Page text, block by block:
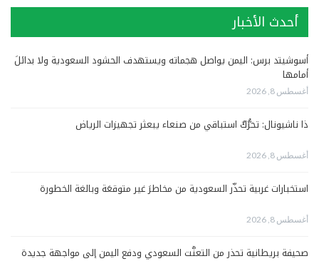
أحدث الأخبار
أسوشيتد برس: اليمن يواصل هجماته ويستهدف الحشود السعودية ولا بدائلَ
أمامها
أغسطس 8, 2026
ذا ناشيونال: تحرُّكٌ استباقي من صنعاء يبعثر تجهيزات الرياض
أغسطس 8, 2026
استخبارات غربية تحذّر السعودية من مخاطرَ غير متوقعَة وبالغة الخطورة
أغسطس 8, 2026
صحيفة بريطانية تحذر من التعنُّت السعودي ودفع اليمن إلى مواجهة جديدة